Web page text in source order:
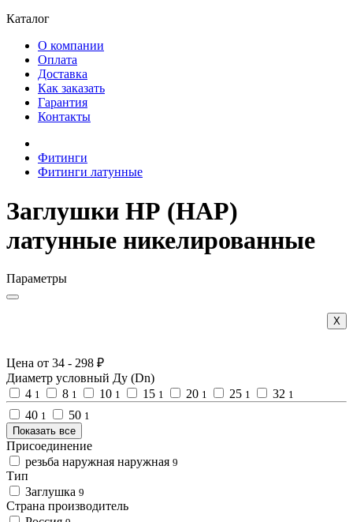
Каталог
О компании
Оплата
Доставка
Как заказать
Гарантия
Контакты
Фитинги
Фитинги латунные
Заглушки НР (НАР)
латунные никелированные
Параметры
Х
Цена от 34 - 298 ₽
Диаметр условный Ду (Dn)
4 1 8 1 10 1 15 1 20 1 25 1 32 1
40 1 50 1
Показать все
Присоединение
резьба наружная наружная 9
Тип
Заглушка 9
Страна производитель